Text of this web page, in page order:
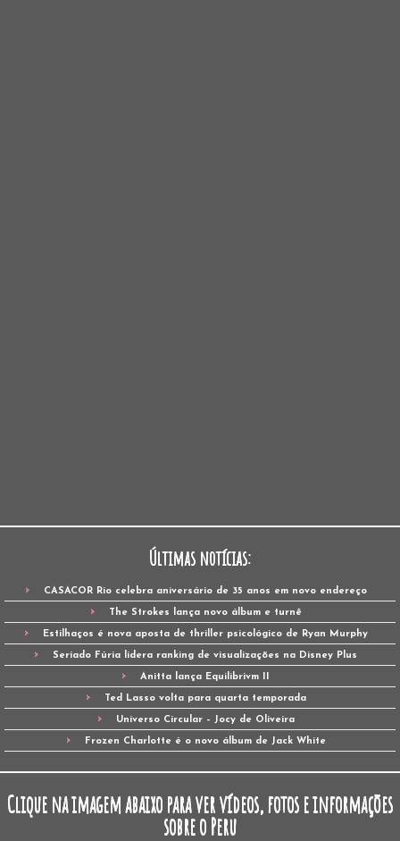
Últimas notícias:
CASACOR Rio celebra aniversário de 35 anos em novo endereço
The Strokes lança novo álbum e turnê
Estilhaços é nova aposta de thriller psicológico de Ryan Murphy
Seriado Fúria lidera ranking de visualizações na Disney Plus
Anitta lança Equilibrivm II
Ted Lasso volta para quarta temporada
Universo Circular – Jocy de Oliveira
Frozen Charlotte é o novo álbum de Jack White
Clique na imagem abaixo para ver vídeos, fotos e informações
sobre o Peru